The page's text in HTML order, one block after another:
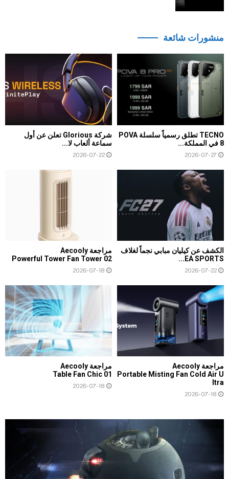
منشورات شائعة
TECNO تطلق رسمياً سلسلة POVA
8 في المملكة...
2026-07-27
شركة Glorious تعلن عن أول
سماعة ألعاب لا...
2026-07-22
الكشف عن كيليان مبابي نجماً لغلاف
EA SPORTS...
2026-07-22
مراجعة Aecooly
Powerful Tower Fan Tower 02
2026-07-18
مراجعة Aecooly
Portable Misting Fan Cold Air U
ltra
2026-07-18
مراجعة Aecooly
Table Fan Chic 01
2026-07-18